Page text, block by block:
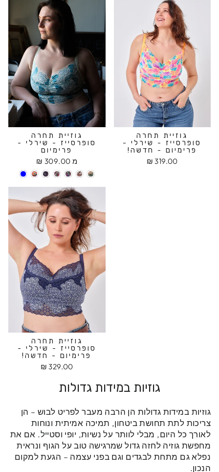
גוזיית תחרה
סופרסייז - שירלי -
פרימיום
מ 309.00 ₪
גוזיית תחרה
סופרסייז - שירלי -
פרימיום - חדשה!
319.00 ₪
גוזיית תחרה
סופרסייז - שירלי -
פרימיום - חדשה!
329.00 ₪
גוזיות במידות גדולות
גוזיות במידות גדולות הן הרבה מעבר לפריט לבוש – הן
צריכות לתת תחושת ביטחון, תמיכה אמיתית ונוחות
לאורך כל היום, מבלי לוותר על נשיות, יופי וסטייל. אם את
מחפשת גוזיה לחזה גדול שמרגישה טוב על הגוף ונראית
נפלא גם מתחת לבגדים וגם בפני עצמה – הגעת למקום
הנכון.